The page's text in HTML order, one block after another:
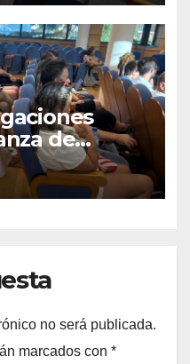
de
por
no será publicada.
marcados con *